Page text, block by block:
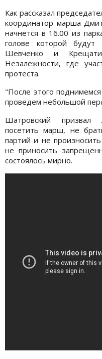
Как рассказал
координатор марша
начнется в 16.00 из
голове которой
Шевченко и
Незалежности, где
протеста.
"После этого
проведем небольшой
Шатровский призвал
посетить марш, не
партий и не
не приносить
состоялось мирно.